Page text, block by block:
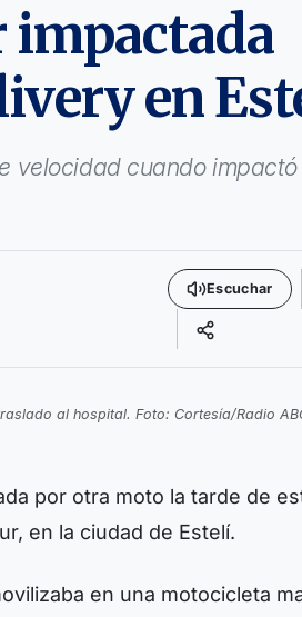
impactada
en
velocidad cuando impactó
Escuchar
al hospital. Foto: Cortesía/Radio
por otra moto la tarde de
en la ciudad de Estelí.
en una motocicleta